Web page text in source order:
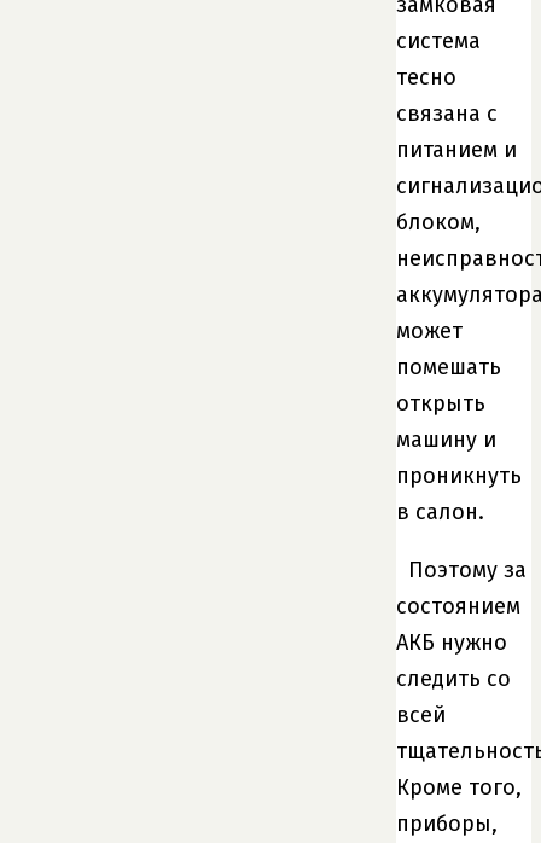
система
тесно
связана с
питанием и
блоком,
может
помешать
открыть
машину и
проникнуть
в салон.
Поэтому за
состоянием
АКБ нужно
следить со
всей
Кроме того,
приборы,